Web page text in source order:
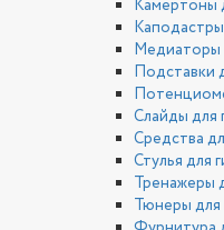
Камертоны
Каподастры
Медиаторы
Подставки
Слайды для
Средства
Стулья для
Тренажеры
Тюнеры для